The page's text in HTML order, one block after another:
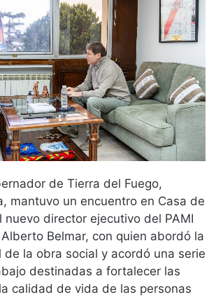
de Tierra del Fuego,
mantuvo un encuentro en Casa de
nuevo director ejecutivo del PAMI
Belmar, con quien abordó la
de la obra social y acordó una serie
destinadas a fortalecer las
calidad de vida de las personas